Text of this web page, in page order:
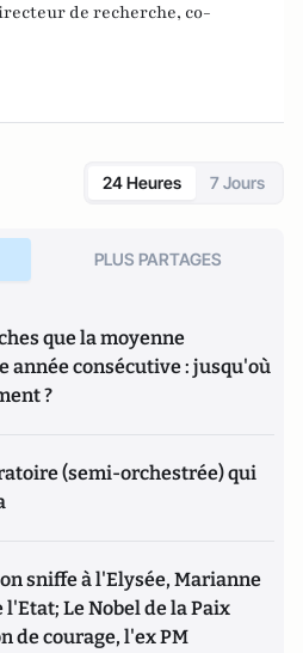
de recherche, co-
24 Heures 7 Jours
PLUS PARTAGES
que la moyenne
année consécutive : jusqu'où
?
(semi-orchestrée) qui
sniffe à l'Elysée, Marianne
Le Nobel de la Paix
de courage, l'ex PM